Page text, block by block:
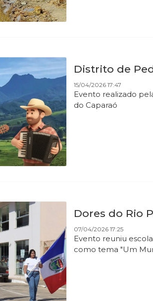
Distrito de
15/04/2026 17:47
Evento realizado
do Caparaó
Dores do Rio
07/04/2026 17:25
Evento reuniu
como tema "Um